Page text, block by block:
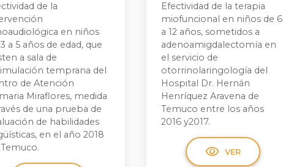
de la
en niños
a 5 años de edad, que
a sala de
temprana del
de Atención
Miraflores, medida
de una prueba de
de habilidades
en el año 2018
Efectividad de la terapia
miofuncional en niños de 6
a 12 años, sometidos a
adenoamigdalectomía en
el servicio de
otorrinolaringología del
Hospital Dr. Hernán
Henríquez Aravena de
Temuco entre los años
2016 y2017.
visibility VER